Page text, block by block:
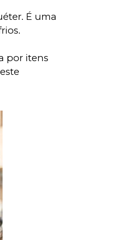
É uma
por itens